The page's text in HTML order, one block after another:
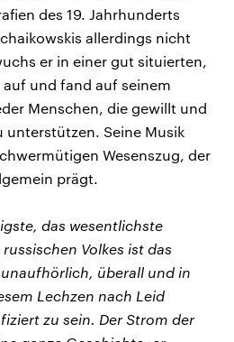
des 19. Jahrhunderts
allerdings nicht
er in einer gut situierten,
und fand auf seinem
Menschen, die gewillt und
unterstützen. Seine Musik
Wesenszug, der
prägt.
das wesentlichste
Volkes ist das
überall und in
Lechzen nach Leid
zu sein. Der Strom der